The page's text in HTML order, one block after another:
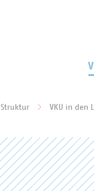
Struktur VKU in den